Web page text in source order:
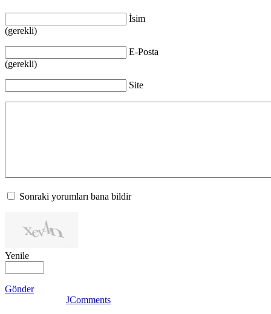
İsim
(gerekli)
E-Posta
(gerekli)
Site
Sonraki yorumları bana bildir
Yenile
Gönder
JComments